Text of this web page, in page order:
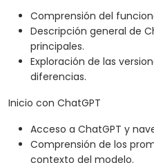
Comprensión del
Descripción general de
principales.
Exploración de las
diferencias.
Inicio con ChatGPT
Acceso a ChatGPT y
Comprensión de los
contexto del modelo.